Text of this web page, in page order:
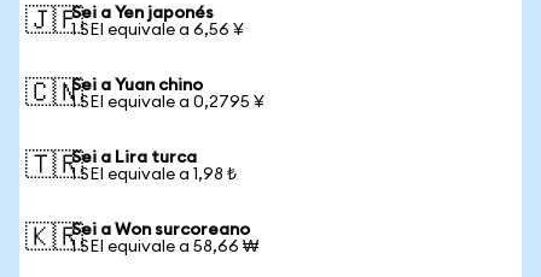
🇯🇵Sei a Yen japonés
1 SEI equivale a 6,56 ¥
🇨🇳Sei a Yuan chino
1 SEI equivale a 0,2795 ¥
🇹🇷Sei a Lira turca
1 SEI equivale a 1,98 ₺
🇰🇷Sei a Won surcoreano
1 SEI equivale a 58,66 ₩